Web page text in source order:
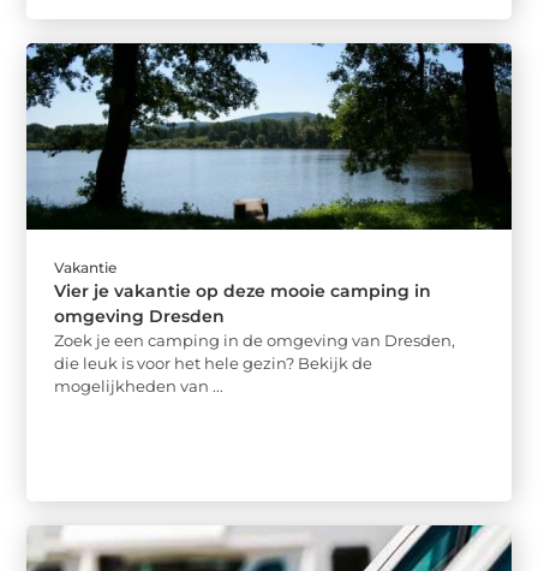
Vakantie
Vier je vakantie op deze mooie camping in
omgeving Dresden
Zoek je een camping in de omgeving van Dresden,
die leuk is voor het hele gezin? Bekijk de
mogelijkheden van ...